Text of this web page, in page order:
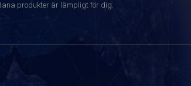
produkter är lämpligt för dig.